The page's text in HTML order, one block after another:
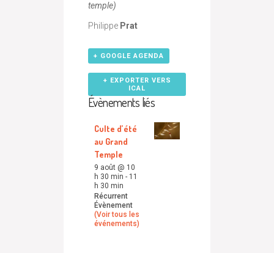
temple)
Philippe Prat
+ GOOGLE AGENDA
+ EXPORTER VERS
ICAL
Évènements liés
Culte d’été
au Grand
Temple
9 août @ 10
h 30 min - 11
h 30 min
Récurrent
Évènement
(Voir tous les
événements)